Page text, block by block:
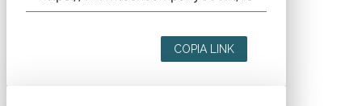
COPIA LINK